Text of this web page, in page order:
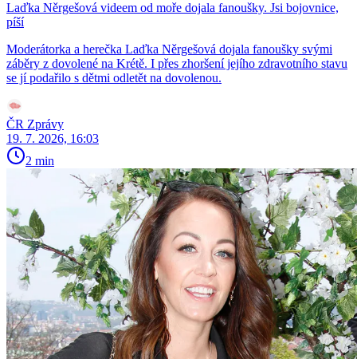
Laďka Něrgešová videem od moře dojala fanoušky. Jsi bojovnice,
píší
Moderátorka a herečka Laďka Něrgešová dojala fanoušky svými
záběry z dovolené na Krétě. I přes zhoršení jejího zdravotního stavu
se jí podařilo s dětmi odletět na dovolenou.
ČR Zprávy
19. 7. 2026, 16:03
2 min